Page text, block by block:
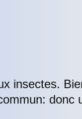
insectes.